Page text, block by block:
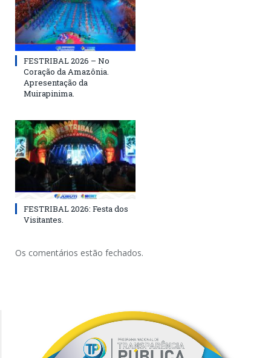
FESTRIBAL 2026 – No
Coração da Amazônia.
Apresentação da
Muirapinima.
FESTRIBAL 2026: Festa dos
Visitantes.
Os comentários estão fechados.